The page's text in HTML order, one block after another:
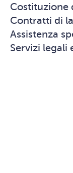
Costituzione
Contratti di
Assistenza
Servizi legali